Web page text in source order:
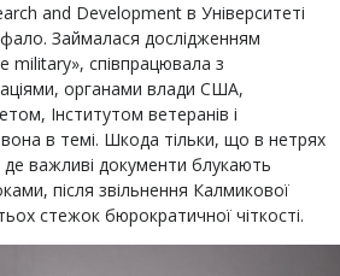
and Development в Університеті
Займалася дослідженням
military», співпрацювала з
органами влади США,
Інститутом ветеранів і
в темі. Шкода тільки, що в нетрях
важливі документи блукають
після звільнення Калмикової
стежок бюрократичної чіткості.